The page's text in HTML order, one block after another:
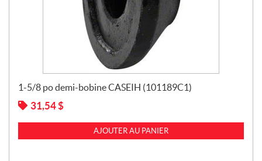
1-5/8 po demi-bobine CASEIH (101189C1)
31,54 $
AJOUTER AU PANIER